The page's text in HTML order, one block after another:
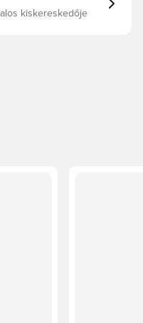
kiskereskedője